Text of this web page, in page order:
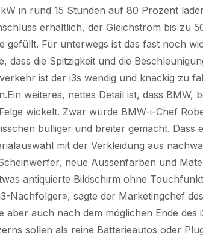
in rund 15 Stunden auf 80 Prozent
erhältlich, der Gleichstrom bis zu
Für unterwegs ist das fast noch
dass die Spitzigkeit und die
ist der i3s wendig und knackig zu
weiteres, nettes Detail ist, dass BMW,
wickelt. Zwar würde BMW-i-Chef
bulliger und breiter gemacht. Dass
mit der Verkleidung aus
neue Aussenfarben und
antiquierte Bildschirm ohne
Nachfolger», sagte der Marketingchef
auch nach dem möglichen Ende des
sollen als reine Batterieautos oder